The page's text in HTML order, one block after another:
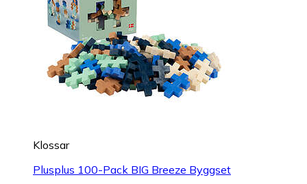
Klossar
Plusplus 100-Pack BIG Breeze Byggset